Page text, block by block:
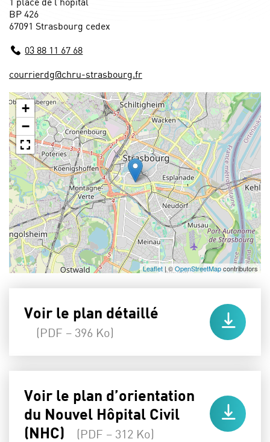
BP 426
67091 Strasbourg cedex
03 88 11 67 68
courrierdg@chru-strasbourg.fr
+
−
Leaflet | ©OpenStreetMapcontributors
Voir le plan détaillé
(PDF – 396 Ko)
Voir le plan d’orientation
du Nouvel Hôpital Civil
(NHC)
(PDF – 312 Ko)